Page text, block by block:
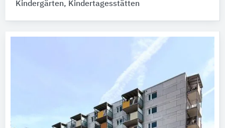
Kindergärten, Kindertagesstätten